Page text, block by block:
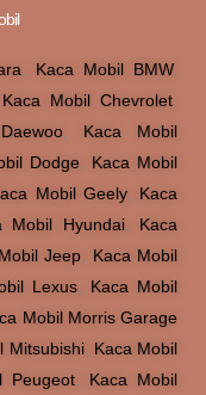
Kaca Mobil BMW,
Kaca Mobil Chevrolet
Kaca Mobil
Dodge
Kaca Mobil
Mobil Geely, Kaca
Mobil Hyundai, Kaca
Jeep
Kaca Mobil
Lexus
Kaca Mobil
Mobil Morris Garage
Mitsubishi, Kaca Mobil
Peugeot
Kaca Mobil